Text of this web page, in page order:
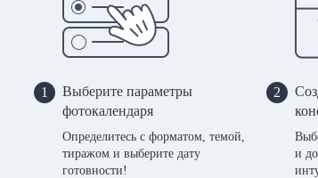
1
Выберите параметры
фотокалендаря
Определитесь с форматом, темой,
тиражом и выберите дату
готовности!
2
и